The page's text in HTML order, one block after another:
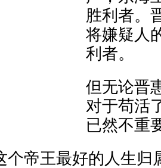
胜利者。
将嫌疑人
利者。
但无论晋
对于苟活
已然不重
个帝王最好的人生归